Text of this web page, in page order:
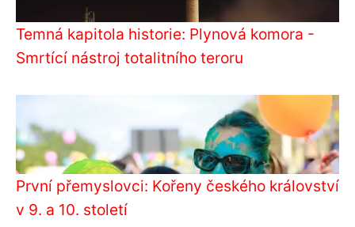
Temná kapitola historie: Plynová komora -
Smrtící nástroj totalitního teroru
První přemyslovci: Kořeny českého království
v 9. a 10. století